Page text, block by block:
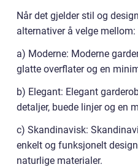
Når det gjelder stil og
alternativer å velge mellom:
a) Moderne: Moderne
glatte overflater og en
b) Elegant: Elegant
detaljer, buede linjer og en
c) Skandinavisk:
enkelt og funksjonelt
naturlige materialer.